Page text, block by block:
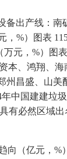
出产线：南
%）图表
元，%）图
本、鸿翔、
昌盛、山美
中国建建垃
必然区域
（亿元，%